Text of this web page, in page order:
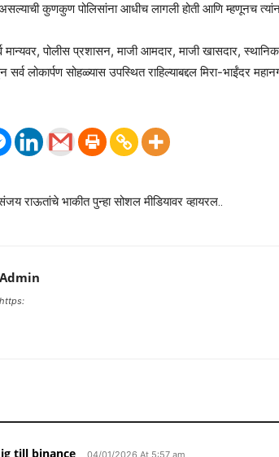
कुणकुण पोलिसांना आधीच लागली होती आणि म्हणूनच
मान्यवर, पोलीस प्रशासन, माजी आमदार, माजी खासदार,
सर्व लोकार्पण सोहळ्यास उपस्थित राहिल्याबद्दल मिरा-
राऊतांचे भाकीत पुन्हा सोशल मीडियावर व्हायरल..
Admin
https:
till binance 04/01/2026 At 5:57 am